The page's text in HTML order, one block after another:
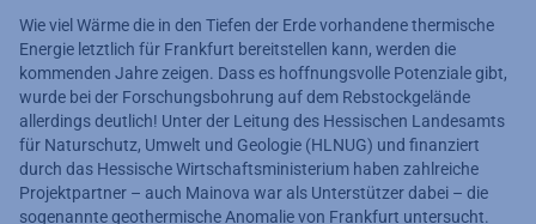
Wie viel Wärme die in den Tiefen der Erde vorhandene thermische
Energie letztlich für Frankfurt bereitstellen kann, werden die
kommenden Jahre zeigen. Dass es hoffnungsvolle Potenziale gibt,
wurde bei der Forschungsbohrung auf dem Rebstockgelände
allerdings deutlich! Unter der Leitung des Hessischen Landesamts
für Naturschutz, Umwelt und Geologie (HLNUG) und finanziert
durch das Hessische Wirtschaftsministerium haben zahlreiche
Projektpartner – auch Mainova war als Unterstützer dabei – die
sogenannte geothermische Anomalie von Frankfurt untersucht.